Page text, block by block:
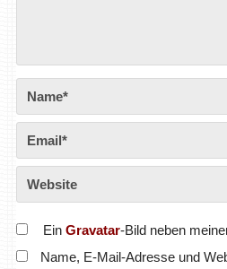
Ein Gravatar-Bild neben
Name, E-Mail-Adresse und